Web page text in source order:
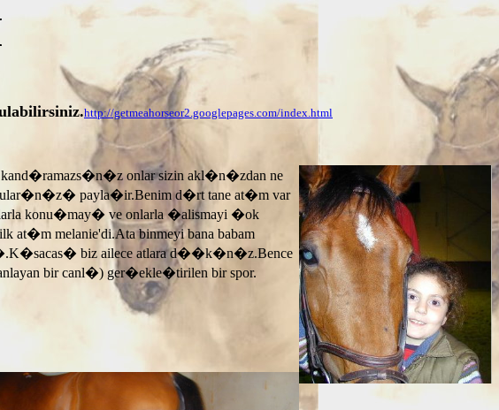
http://getmeahorseor2.googlepages.com/index.html
onlar sizin akl�n�zdan ne
payla�ir.Benim d�rt tane at�m var
konu�may� ve onlarla �alismayi �ok
melanie'di.Ata binmeyi bana babam
biz ailece atlara d��k�n�z.Bence
bir canl�) ger�ekle�tirilen bir spor.